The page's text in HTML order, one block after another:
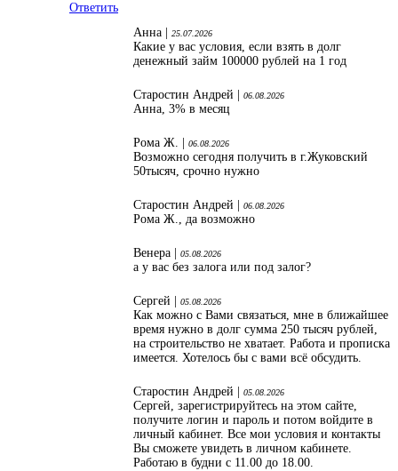
Ответить
Анна |
25.07.2026
Какие у вас условия, если взять в долг
денежный займ 100000 рублей на 1 год
Старостин Андрей | 06.08.2026
Анна, 3% в месяц
Рома Ж. | 06.08.2026
Возможно сегодня получить в г.Жуковский
50тысяч, срочно нужно
Старостин Андрей | 06.08.2026
Рома Ж., да возможно
Венера | 05.08.2026
а у вас без залога или под залог?
Сергей | 05.08.2026
Как можно с Вами связаться, мне в ближайшее
время нужно в долг сумма 250 тысяч рублей,
на строительство не хватает. Работа и прописка
имеется. Хотелось бы с вами всё обсудить.
Старостин Андрей | 05.08.2026
Сергей, зарегистрируйтесь на этом сайте,
получите логин и пароль и потом войдите в
личный кабинет. Все мои условия и контакты
Вы сможете увидеть в личном кабинете.
Работаю в будни с 11.00 до 18.00.